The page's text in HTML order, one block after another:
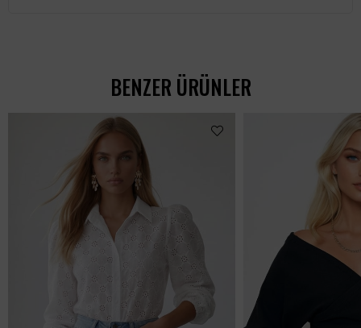
BENZER ÜRÜNLER